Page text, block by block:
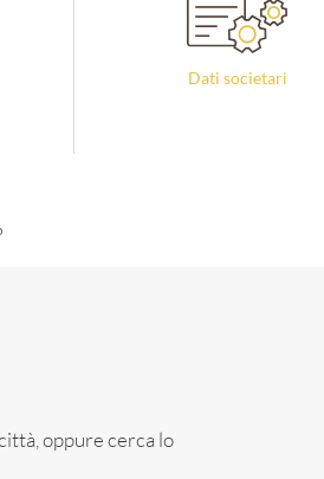
Dati societari
oppure cerca lo